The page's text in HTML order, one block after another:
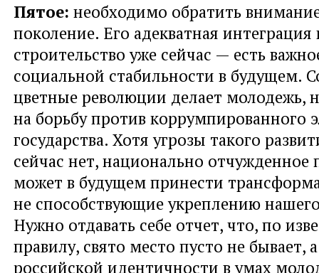
Пятое: необходимо обратить
поколение. Его адекватная
строительство уже сейчас — есть
социальной стабильности в будущем.
цветные революции делает молодежь,
на борьбу против коррумпированного
государства. Хотя угрозы такого
сейчас нет, национально отчужденное
может в будущем принести
не способствующие укреплению
Нужно отдавать себе отчет, что, по
правилу, свято место пусто не бывает,
российской идентичности в умах